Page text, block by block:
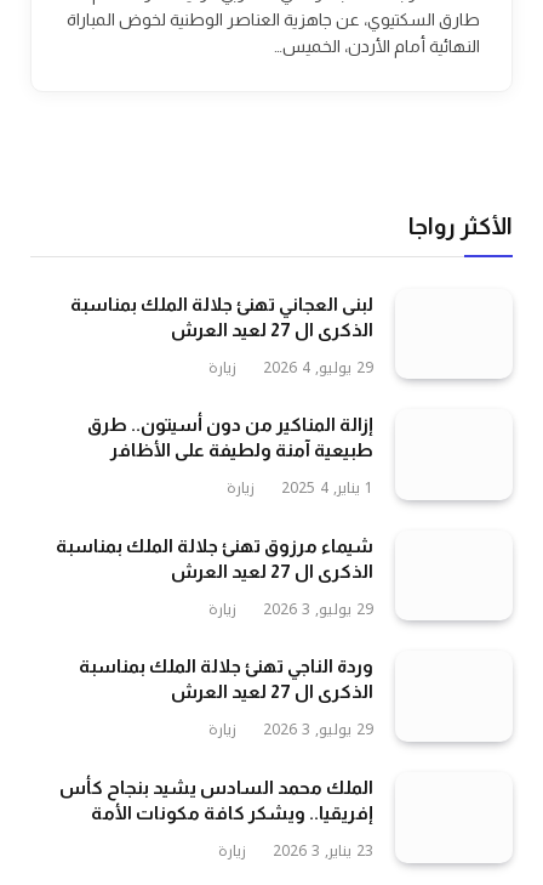
طارق السكتيوي، عن جاهزية العناصر الوطنية لخوض المباراة
النهائية أمام الأردن، الخميس…
الأكثر رواجا
لبنى العجاني تهنئ جلالة الملك بمناسبة
الذكرى ال 27 لعيد العرش
29 يوليو, 2026 4 زيارة
إزالة المناكير من دون أسيتون.. طرق
طبيعية آمنة ولطيفة على الأظافر
1 يناير, 2025 4 زيارة
شيماء مرزوق تهنئ جلالة الملك بمناسبة
الذكرى ال 27 لعيد العرش
29 يوليو, 2026 3 زيارة
وردة الناجي تهنئ جلالة الملك بمناسبة
الذكرى ال 27 لعيد العرش
29 يوليو, 2026 3 زيارة
الملك محمد السادس يشيد بنجاح كأس
إفريقيا.. ويشكر كافة مكونات الأمة
23 يناير, 2026 3 زيارة